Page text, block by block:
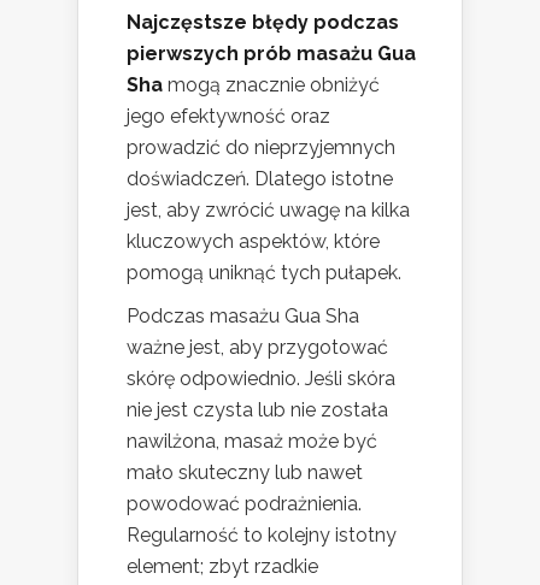
Najczęstsze błędy podczas
pierwszych prób masażu Gua
Sha mogą znacznie obniżyć
jego efektywność oraz
prowadzić do nieprzyjemnych
doświadczeń. Dlatego istotne
jest, aby zwrócić uwagę na kilka
kluczowych aspektów, które
pomogą uniknąć tych pułapek.
Podczas masażu Gua Sha
ważne jest, aby przygotować
skórę odpowiednio. Jeśli skóra
nie jest czysta lub nie została
nawilżona, masaż może być
mało skuteczny lub nawet
powodować podrażnienia.
Regularność to kolejny istotny
element; zbyt rzadkie